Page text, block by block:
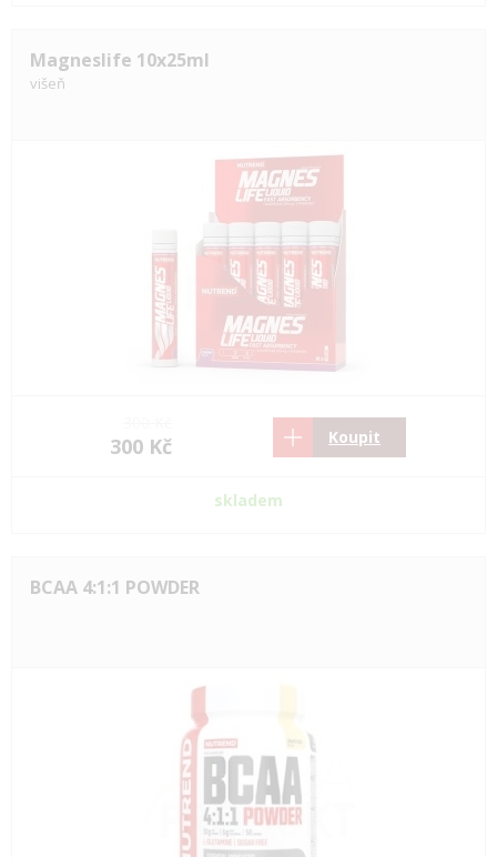
Magneslife 10x25ml
višeň
300 Kč Koupit
skladem
BCAA 4:1:1 POWDER